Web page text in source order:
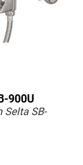
900U
Selta SB-